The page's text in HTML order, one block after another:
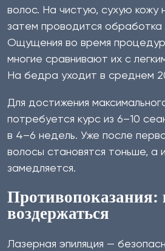
волос. На чистую, сухую кожу
затем проводится обработка
Ощущения во время
многие сравнивают их с
На бедра уходит в среднем
Для достижения
потребуется курс из 6–10
в 4–6 недель. Уже после
волосы становятся тоньше, а
замедляется.
Противопоказания:
воздержаться
Лазерная эпиляция —